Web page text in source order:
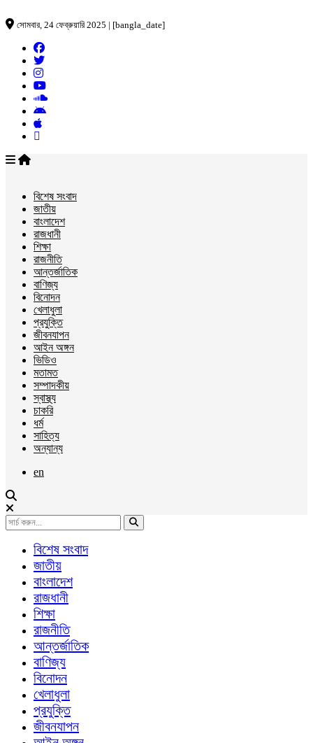
সোমবার, 24 ফেব্রুয়ারি 2025 | [bangla_date]
বিশেষ সংবাদ
জাতীয়
বাংলাদেশ
রাজধানী
শিক্ষা
রাজনীতি
আন্তর্জাতিক
বাণিজ্য
বিনোদন
খেলাধুলা
প্রযুক্তি
জীবনযাপন
আইন অঙ্গন
ভিডিও
মতামত
সম্পাদকীয়
স্বাস্থ্য
চাকরি
ধর্ম
সাহিত্য
অন্যান্য
en
বিশেষ সংবাদ
জাতীয়
বাংলাদেশ
রাজধানী
শিক্ষা
রাজনীতি
আন্তর্জাতিক
বাণিজ্য
বিনোদন
খেলাধুলা
প্রযুক্তি
জীবনযাপন